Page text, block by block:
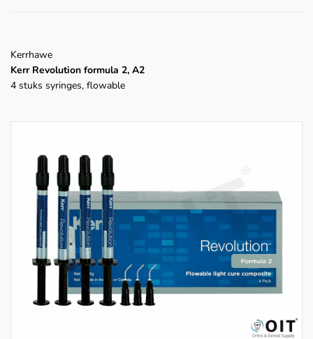
Kerrhawe
Kerr Revolution formula 2, A2
4 stuks syringes, flowable